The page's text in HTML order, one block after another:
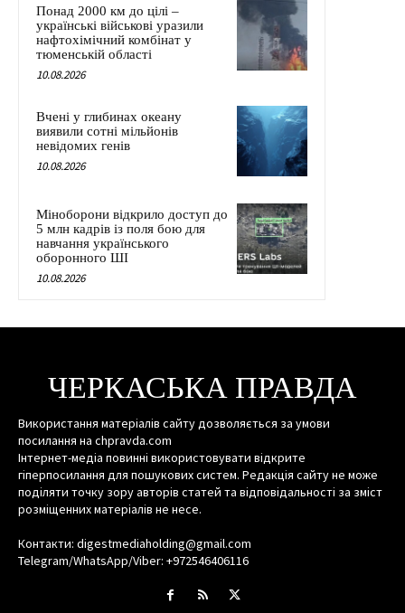
Понад 2000 км до цілі –
українські військові уразили
нафтохімічний комбінат у
тюменській області
10.08.2026
Вчені у глибинах океану
виявили сотні мільйонів
невідомих генів
10.08.2026
Міноборони відкрило доступ до
5 млн кадрів із поля бою для
навчання українського
оборонного ШІ
10.08.2026
ЧЕРКАСЬКА ПРАВДА
Використання матеріалів сайту дозволяється за умови
посилання на chpravda.com
Інтернет-медіа повинні використовувати відкрите
гіперпосилання для пошукових систем. Редакція сайту не може
поділяти точку зору авторів статей та відповідальності за зміст
розміщенних матеріалів не несе.
Контакти: digestmediaholding@gmail.com
Telegram/WhatsApp/Viber: +972546406116